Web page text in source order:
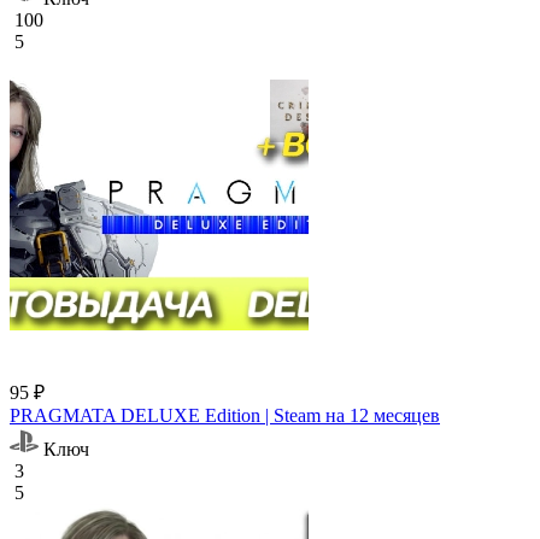
100
5
95 ₽
PRAGMATA DELUXE Edition | Steam на 12 месяцев
Ключ
3
5